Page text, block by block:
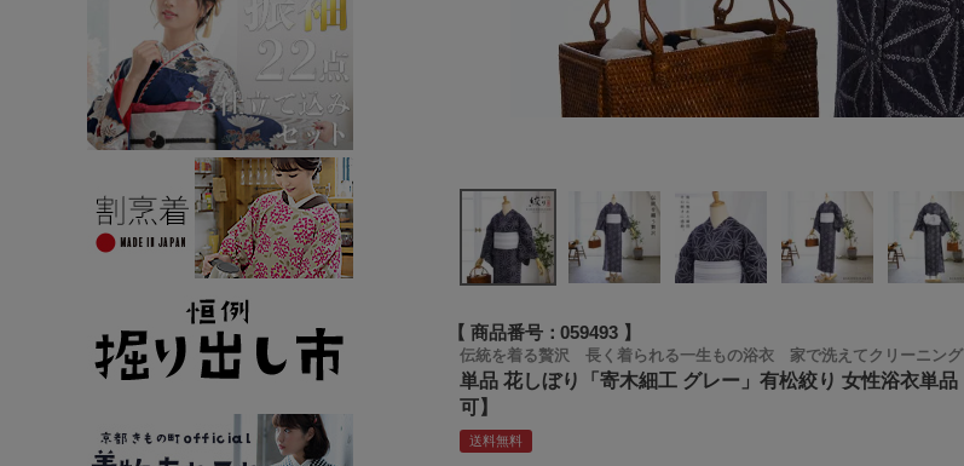
商品番号 059493
伝統を着る贅沢 長く着られる一生もの浴衣 家で洗えてクリーニン
単品 花しぼり「寄木細工 グレー」有松絞り 女性浴衣単
可】
送料無料